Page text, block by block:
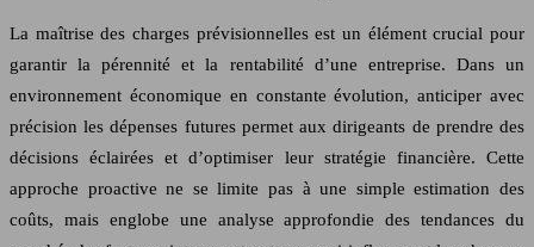
La maîtrise des charges prévisionnelles est un élément crucial pour
garantir la pérennité et la rentabilité d’une entreprise. Dans un
environnement économique en constante évolution, anticiper avec
précision les dépenses futures permet aux dirigeants de prendre des
décisions éclairées et d’optimiser leur stratégie financière. Cette
approche proactive ne se limite pas à une simple estimation des
coûts, mais englobe une analyse approfondie des tendances du